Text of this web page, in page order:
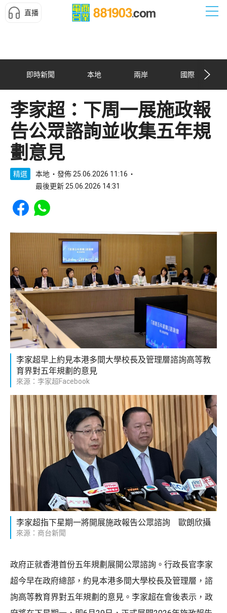
直播
即時新聞 本地 兩岸 國際
李家超：下周一展施政報
告公眾諮詢並收集五年規
劃意見
精選 本地
發佈 25.06.2026 11:16
最後更新 25.06.2026 14:31
Share to Facebook
Share to WhatsApp
李家超早上約見本港多間大學校長及管理層諮詢高等教
育界對五年規劃的意見
來源：李家超Facebook
李家超指下星期一將開展施政報告公眾諮詢 歐朗欣攝
來源：商台新聞
政府正就香港首份五年規劃展開公眾諮詢。行政長官李家
超今早在政府總部，約見本港多間大學校長及管理層，諮
詢高等教育界對五年規劃的意見。李家超在會後表示，政